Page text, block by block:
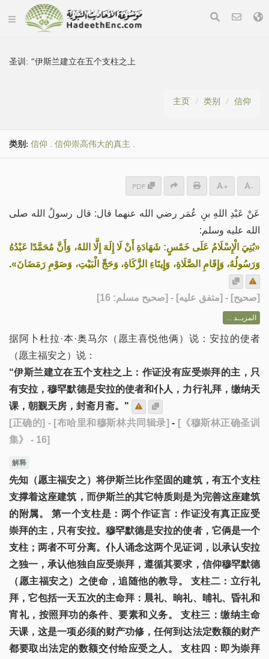
圣训: “伊斯兰建立在五个支柱之上
主页 类别 信仰
类别: 信仰 . 信仰崇高伟大的真主 .
PDF + -
عَنْ عَبْدِ اللهِ بنِ عُمَر رضي الله عنهما قال: قال رسولُ الله صلى
الله عليه وسلم:
«بُنِيَ الْإِسْلَامُ عَلَى خَمْسٍ: شَهَادَةِ أَنْ لَا إِلَهَ إِلَّا اللهُ، وَأَنَّ مُحَمَّدًا عَبْدُهُ
وَرَسُولُهُ، وَإِقَامِ الصَّلَاةِ، وَإِيتَاءِ الزَّكَاةِ، وَحَجِّ الْبَيْتِ، وَصَوْمِ رَمَضَانَ».
[صحيح] - [متفق عليه] - [صحيح مسلم: 16]
المزيــد ...
据阿卜杜拉·本·奥马尔（愿主喜悦他俩）说：安拉的使者
（愿主福安之）说：
“伊斯兰建立在五个支柱之上：作证没有应受崇拜的主，只
有安拉，穆罕默德是安拉的使者和仆人，力行礼拜，缴纳天
课，朝觐天房，封斋月斋。"
[正确的] - [布哈里和穆斯林共同辑录] - [《穆斯林正确圣训
集》 - 16]
解释
先知（愿主福安之）将伊斯兰比作坚固的建筑，有五个支柱
支撑着这座建筑，而伊斯兰的其它特质则是为完善这座建筑
的附属。 第一个支柱是：两个作证言：作证没有真正应受
崇拜的主，只有安拉。穆罕默德是安拉的使者，它俩是一个
支柱；两者不可分离。仆人诵念这两个见证词，以承认安拉
之独一，承认他独自应受崇拜，遵循其要求，信仰穆罕默德
（愿主福安之）之使命，追随他的教导。 支柱二：立行礼
拜，它包括一天五次的主命拜：晨礼、晌礼、晡礼、昏礼和
宵礼，按照拜功的条件、要素和义务。 支柱三：缴纳主命
天课，这是一项必须的财产功修，任何到达法定数额的财产
都要取出法定的数额交付给应受之人。 支柱四：即为崇拜